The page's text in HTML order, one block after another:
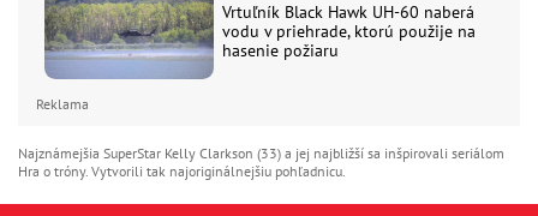
Vrtuľník Black Hawk UH-60 naberá
vodu v priehrade, ktorú použije na
hasenie požiaru
Reklama
Najznámejšia SuperStar Kelly Clarkson (33) a jej najbližší sa inšpirovali seriálom
Hra o tróny. Vytvorili tak najoriginálnejšiu pohľadnicu.